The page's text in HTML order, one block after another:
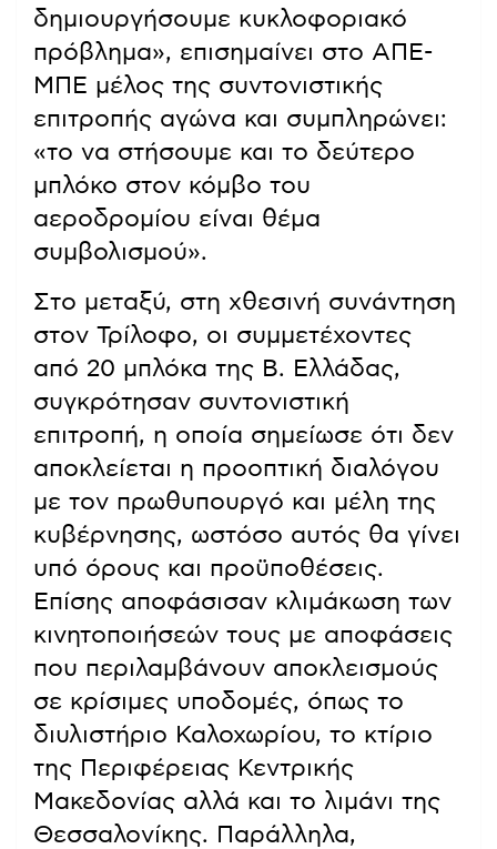
δημιουργήσουμε κυκλοφοριακό
πρόβλημα», επισημαίνει στο ΑΠΕ-
ΜΠΕ μέλος της συντονιστικής
επιτροπής αγώνα και συμπληρώνει:
«το να στήσουμε και το δεύτερο
μπλόκο στον κόμβο του
αεροδρομίου είναι θέμα
συμβολισμού».
Στο μεταξύ, στη χθεσινή συνάντηση
στον Τρίλοφο, οι συμμετέχοντες
από 20 μπλόκα της Β. Ελλάδας,
συγκρότησαν συντονιστική
επιτροπή, η οποία σημείωσε ότι δεν
αποκλείεται η προοπτική διαλόγου
με τον πρωθυπουργό και μέλη της
κυβέρνησης, ωστόσο αυτός θα γίνει
υπό όρους και προϋποθέσεις.
Επίσης αποφάσισαν κλιμάκωση των
κινητοποιήσεών τους με αποφάσεις
που περιλαμβάνουν αποκλεισμούς
σε κρίσιμες υποδομές, όπως το
διυλιστήριο Καλοχωρίου, το κτίριο
της Περιφέρειας Κεντρικής
Μακεδονίας αλλά και το λιμάνι της
Θεσσαλονίκης. Παράλληλα,